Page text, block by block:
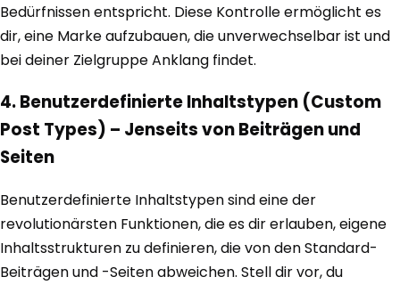
Bedürfnissen entspricht. Diese Kontrolle ermöglicht es
dir, eine Marke aufzubauen, die unverwechselbar ist und
bei deiner Zielgruppe Anklang findet.
4. Benutzerdefinierte Inhaltstypen (Custom
Post Types) – Jenseits von Beiträgen und
Seiten
Benutzerdefinierte Inhaltstypen sind eine der
revolutionärsten Funktionen, die es dir erlauben, eigene
Inhaltsstrukturen zu definieren, die von den Standard-
Beiträgen und -Seiten abweichen. Stell dir vor, du